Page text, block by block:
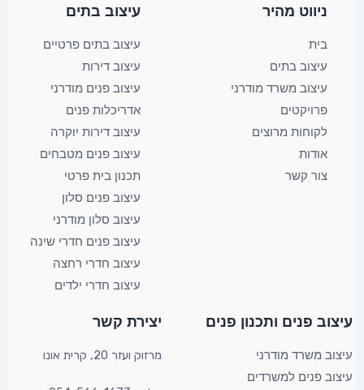
ניווט מהיר
בית
עיצוב בתים
עיצוב משרד מודרני
פרויקטים
לקוחות מרוצים
אודות
צור קשר
עיצוב בתים​
עיצוב בתים פרטיים
עיצוב דירות
עיצוב פנים מודרני
אדריכלות פנים
עיצוב דירות יוקרה
עיצוב פנים מטבחים
תכנון בית פרטי
עיצוב פנים סלון
עיצוב סלון מודרני
עיצוב פנים חדרי שינה
עיצוב חדרי רחצה
עיצוב חדרי ילדים
עיצוב פנים ותכנון פנים​
עיצוב משרד מודרני
עיצוב פנים למשרדים
יצירת קשר​
מרזוק ועזר 20, קרית אונו​
Facebook
X
YouTube